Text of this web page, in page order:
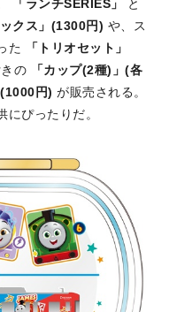
「ランチSERIES」
と
ックス」(1300円) や、ス
た
「トリオセット」
の
「カップ(2種)」(各
円) が販売される。
ぴったりだ。